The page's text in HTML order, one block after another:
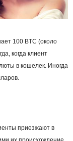
100 BTC (около
когда клиент
в кошелек. Иногда
приезжают в